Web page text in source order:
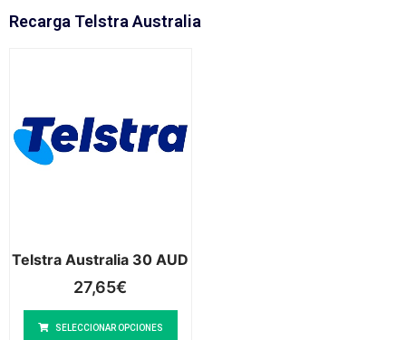
Recarga Telstra Australia
Telstra Australia 30 AUD
27,65€
SELECCIONAR OPCIONES